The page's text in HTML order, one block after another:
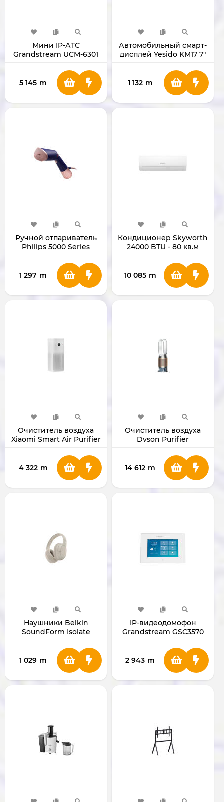
Мини IP-АТС
Grandstream UCM-6301
5 145 m
Автомобильный смарт-
дисплей Yesido KM17 7"
1 132 m
Ручной отпариватель
Philips 5000 Series
1 297 m
Кондиционер Skyworth
24000 BTU - 80 кв.м
10 085 m
Очиститель воздуха
Xiaomi Smart Air Purifier
4 322 m
Очиститель воздуха
Dyson Purifier
NOx)
14 612 m
Наушники Belkin
SoundForm Isolate
1 029 m
IP-видеодомофон
Grandstream GSC3570
2 943 m